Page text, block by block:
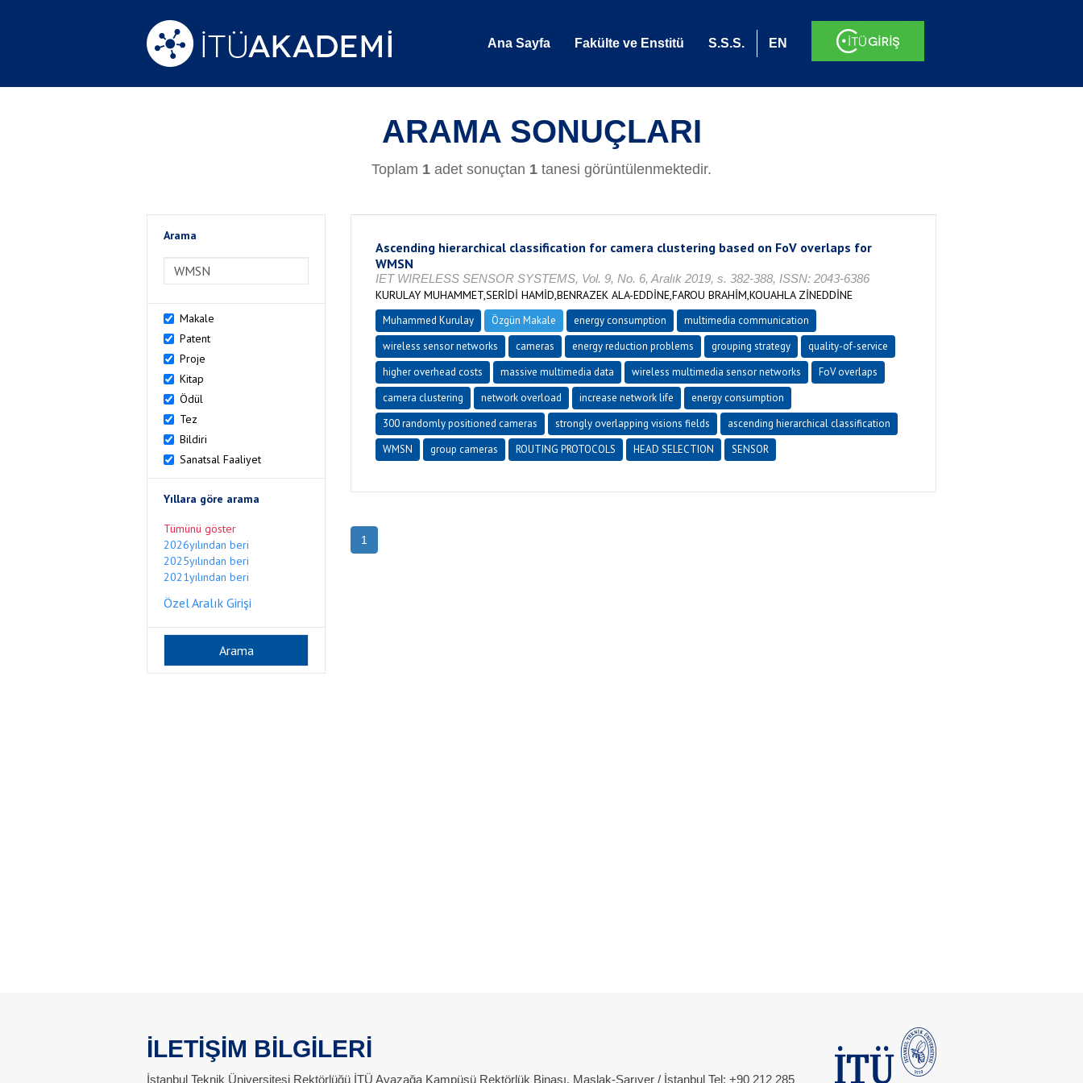
Ana Sayfa Fakülte ve Enstitü S.S.S. EN
ARAMA SONUÇLARI
Toplam 1 adet sonuçtan 1 tanesi görüntülenmektedir.
Arama
Makale
Patent
Proje
Kitap
Ödül
Tez
Bildiri
Sanatsal Faaliyet
Yıllara göre arama
Tümünü göster
2026yılından beri
2025yılından beri
2021yılından beri
Özel Aralık Girişi
Ascending hierarchical classification for camera clustering based on FoV overlaps for
WMSN
IET WIRELESS SENSOR SYSTEMS, Vol. 9, No. 6, Aralık 2019, s. 382-388, ISSN: 2043-6386
KURULAY MUHAMMET,SERİDİ HAMİD,BENRAZEK ALA-EDDİNE,FAROU BRAHİM,KOUAHLA ZİNEDDİNE
Muhammed Kurulay Özgün Makale energy consumption
multimedia communication
wireless sensor networks
cameras energy reduction problems grouping strategy
quality-of-service
higher overhead costs
massive multimedia data wireless multimedia sensor networks
FoV overlaps
camera clustering
network overload increase network life
energy consumption
300 randomly positioned cameras
strongly overlapping visions fields
ascending hierarchical classification
WMSN
group cameras ROUTING PROTOCOLS HEAD SELECTION SENSOR
1
İLETİŞİM BİLGİLERİ
İstanbul Teknik Üniversitesi Rektörlüğü İTÜ Ayazağa Kampüsü Rektörlük Binası, Maslak-Sarıyer / İstanbul Tel: +90 212 285